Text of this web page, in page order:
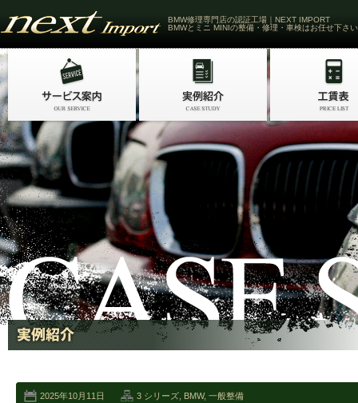
BMW修理専門店の認証工場｜NEXT IMPORT
BMWとミニ MINIの整備・修理・車検はお任せ下さい
2025年10月11日 3 シリーズ BMW, 一般整備